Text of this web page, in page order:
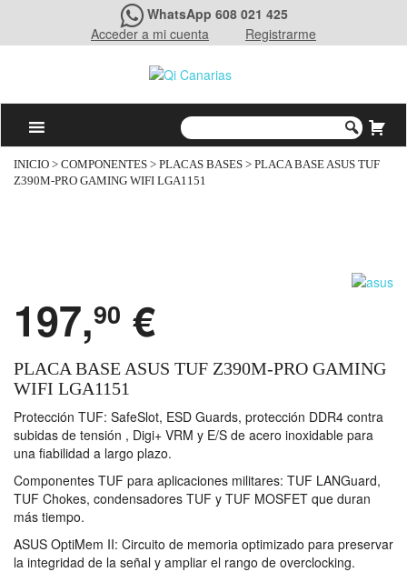
WhatsApp 608 021 425
Acceder a mi cuenta
Registrarme
INICIO > COMPONENTES > PLACAS BASES > PLACA BASE ASUS TUF
Z390M-PRO GAMING WIFI LGA1151
197,90 €
PLACA BASE ASUS TUF Z390M-PRO GAMING
WIFI LGA1151
Protección TUF: SafeSlot, ESD Guards, protección DDR4 contra
subidas de tensión , Digi+ VRM y E/S de acero inoxidable para
una fiabilidad a largo plazo.
Componentes TUF para aplicaciones militares: TUF LANGuard,
TUF Chokes, condensadores TUF y TUF MOSFET que duran
más tiempo.
ASUS OptiMem II: Circuito de memoria optimizado para preservar
la integridad de la señal y ampliar el rango de overclocking.